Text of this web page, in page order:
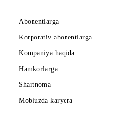
Mobiuz ilovasini yuklab oling
Abonentlarga
Korporativ abonentlarga